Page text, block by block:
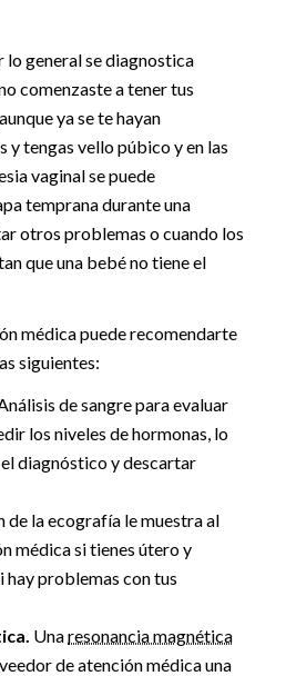
lo general se diagnostica
comenzaste a tener tus
ya se te hayan
y tengas vello púbico y en las
vaginal se puede
temprana durante una
otros problemas o cuando los
que una bebé no tiene el
médica puede recomendarte
siguientes:
de sangre para evaluar
los niveles de hormonas, lo
diagnóstico y descartar
de la ecografía le muestra al
médica si tienes útero y
problemas con tus
Unaresonancia magnética
de atención médica una